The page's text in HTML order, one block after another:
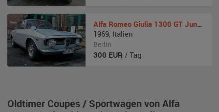
Oldtimer Coupes / Sportwagen von Alfa
Alfa Romeo Giulia 1300 GT Junior
1969, Italien
Berlin
300 EUR / Tag